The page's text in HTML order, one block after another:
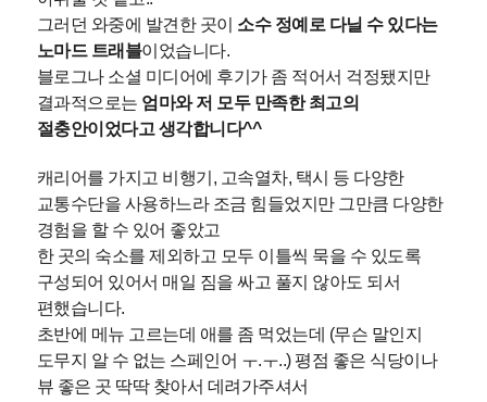
그러던 와중에 발견한 곳이 소수 정예로 다닐 수 있다는
노마드 트래블이었습니다.
블로그나 소셜 미디어에 후기가 좀 적어서 걱정됐지만
결과적으로는 엄마와 저 모두 만족한 최고의
절충안이었다고 생각합니다^^
캐리어를 가지고 비행기, 고속열차, 택시 등 다양한
교통수단을 사용하느라 조금 힘들었지만 그만큼 다양한
경험을 할 수 있어 좋았고
한 곳의 숙소를 제외하고 모두 이틀씩 묵을 수 있도록
구성되어 있어서 매일 짐을 싸고 풀지 않아도 되서
편했습니다.
초반에 메뉴 고르는데 애를 좀 먹었는데 (무슨 말인지
도무지 알 수 없는 스페인어 ㅜ.ㅜ..) 평점 좋은 식당이나
뷰 좋은 곳 딱딱 찾아서 데려가주셔서